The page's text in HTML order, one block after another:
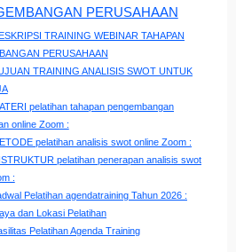
PERUSAHAAN
TRAINING WEBINAR TAHAPAN
PERUSAHAAN
TRAINING ANALISIS SWOT UNTUK
pelatihan tahapan pengembangan
online Zoom :
pelatihan analisis swot online Zoom :
pelatihan penerapan analisis swot
:
Pelatihan agendatraining Tahun 2026 :
dan Lokasi Pelatihan
Pelatihan Agenda Training